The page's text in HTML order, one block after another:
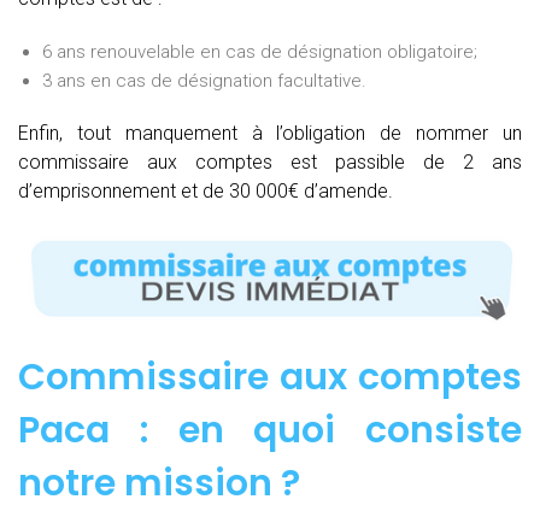
6 ans renouvelable en cas de désignation obligatoire;
3 ans en cas de désignation facultative.
Enfin, tout manquement à l’obligation de nommer un
commissaire aux comptes est passible de 2 ans
d’emprisonnement et de 30 000€ d’amende.
Commissaire aux comptes
Paca : en quoi consiste
notre mission ?